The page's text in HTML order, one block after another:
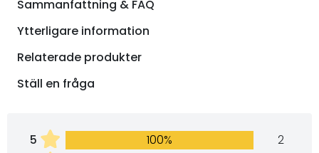
Sammanfattning & FAQ
Ytterligare information
Relaterade produkter
Ställ en fråga
5 100% 2